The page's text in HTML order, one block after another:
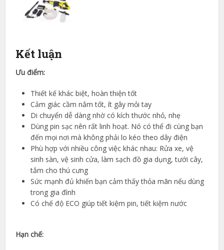
Kết luận
Ưu điểm:
Thiết kế khác biệt, hoàn thiện tốt
Cảm giác cầm nắm tốt, ít gây mỏi tay
Di chuyển dễ dàng nhờ có kích thước nhỏ, nhẹ
Dùng pin sạc nên rất linh hoạt. Nó có thể đi cùng bạn
đến mọi nơi mà không phải lo kéo theo dây điện
Phù hợp với nhiều công việc khác nhau: Rửa xe, vệ
sinh sàn, vệ sinh cửa, làm sạch đồ gia dụng, tưới cây,
tắm cho thú cưng
Sức mạnh đủ khiến bạn cảm thấy thỏa mãn nếu dùng
trong gia đình
Có chế độ ECO giúp tiết kiệm pin, tiết kiệm nước
Hạn chế: